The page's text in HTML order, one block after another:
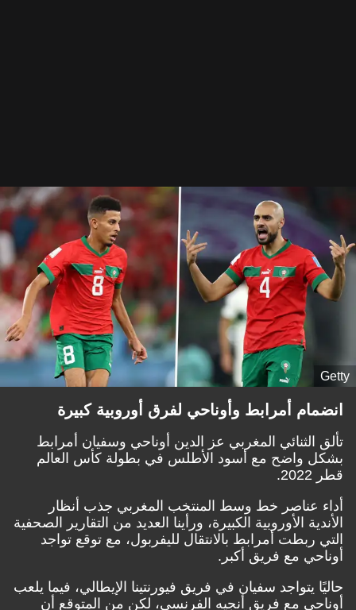
Getty
انضمام أمرابط وأوناحي لفرق أوروبية كبيرة
تألق الثنائي المغربي عز الدين أوناحي وسفيان أمرابط
بشكل واضح مع أسود الأطلس في بطولة كأس العالم
قطر 2022.
أداء عناصر خط وسط المنتخب المغربي جذب أنظار
الأندية الأوروبية الكبيرة، ورأينا العديد من التقارير الصحفية
التي ربطت أمرابط بالانتقال لليفربول، مع توقع تواجد
أوناحي مع فريق أكبر.
حاليًا يتواجد سفيان في فريق فيورنتينا الإيطالي، فيما يلعب
أوناحي مع فريق أنجيه الفرنسي، لكن من المتوقع أن